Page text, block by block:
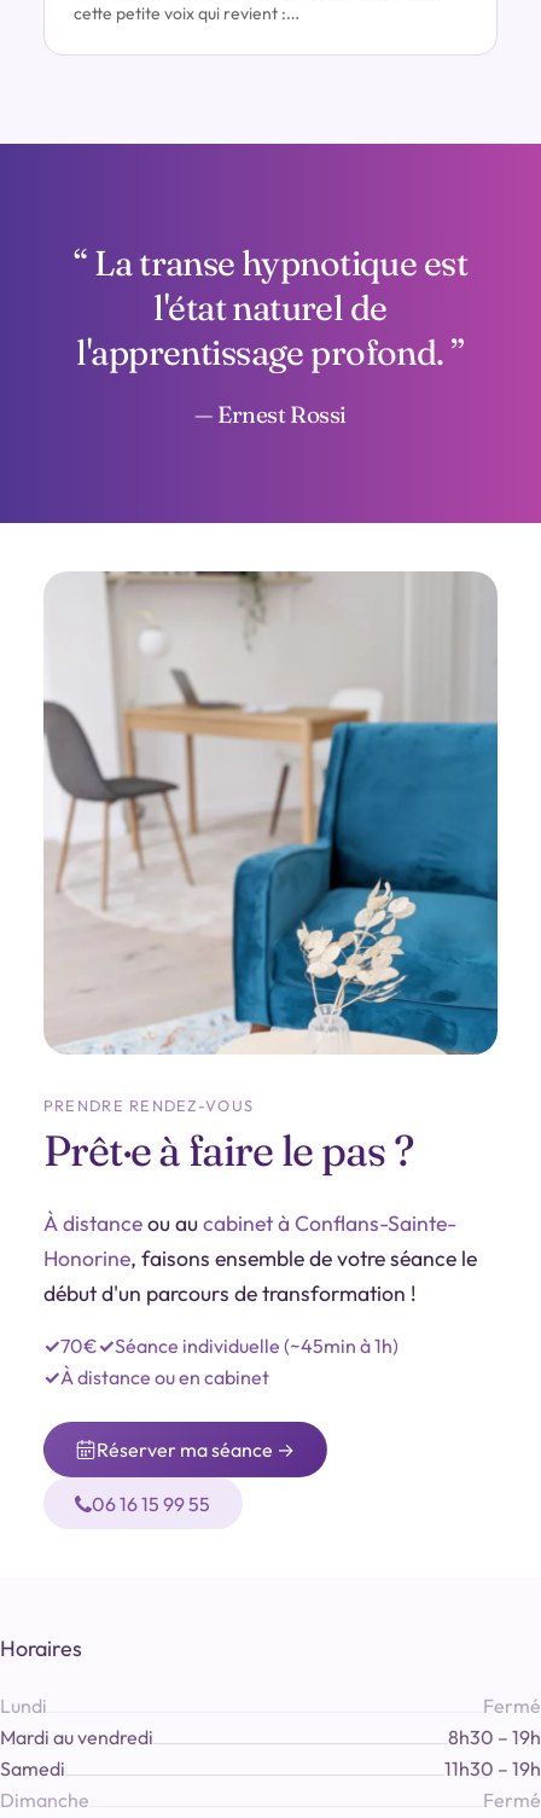
cette petite voix qui revient :…
La transe hypnotique est
l'état naturel de
l'apprentissage profond.
— Ernest Rossi
PRENDRE RENDEZ-VOUS
Prêt·e à faire le pas ?
À distanceou aucabinet à Conflans-Sainte-
Honorine, faisons ensemble de votre séance le
début d'un parcours de transformation !
70€
Séance individuelle (~45min à 1h)
À distance ou en cabinet
Réserver ma séance →
06 16 15 99 55
Horaires
Lundi
Fermé
Mardi au vendredi
8h30 – 19h
Samedi
11h30 – 19h
Dimanche
Fermé